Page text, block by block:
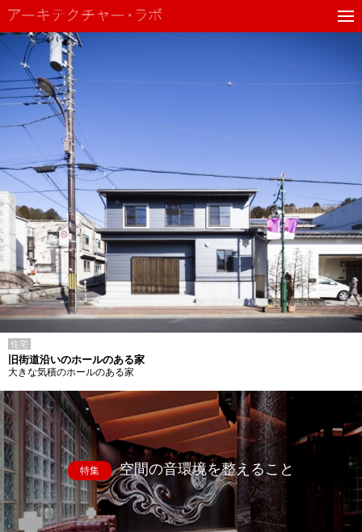
住宅
旧街道沿いのホールのある家
大きな気積のホールのある家
特集 空間の音環境を整えること